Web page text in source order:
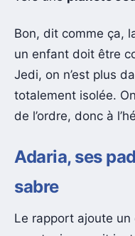
Bon, dit comme ça,
un enfant doit être
Jedi, on n’est plus
totalement isolée.
de l’ordre, donc à
Adaria, ses
sabre
Le rapport ajoute